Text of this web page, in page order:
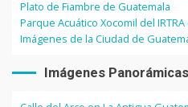
Plato de Fiambre de Guatemala
Parque Acuático Xocomil del
Imágenes de la Ciudad de
Imágenes